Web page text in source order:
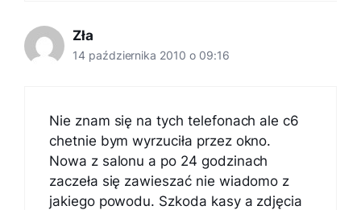
Zła
14 października 2010 o 09:16
Nie znam się na tych telefonach ale c6
chetnie bym wyrzuciła przez okno.
Nowa z salonu a po 24 godzinach
zaczeła się zawieszać nie wiadomo z
jakiego powodu. Szkoda kasy a zdjęcia